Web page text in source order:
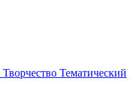
Творчество Тематический